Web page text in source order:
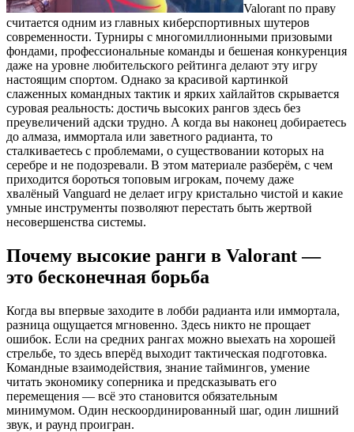
Valorant по праву
считается одним из главных киберспортивных шутеров
современности. Турниры с многомиллионными призовыми
фондами, профессиональные команды и бешеная конкуренция
даже на уровне любительского рейтинга делают эту игру
настоящим спортом. Однако за красивой картинкой
слаженных командных тактик и ярких хайлайтов скрывается
суровая реальность: достичь высоких рангов здесь без
преувеличений адски трудно. А когда вы наконец добираетесь
до алмаза, иммортала или заветного радианта, то
сталкиваетесь с проблемами, о существовании которых на
серебре и не подозревали. В этом материале разберём, с чем
приходится бороться топовым игрокам, почему даже
хвалёный Vanguard не делает игру кристально чистой и какие
умные инструменты позволяют перестать быть жертвой
несовершенства системы.
Почему высокие ранги в Valorant —
это бесконечная борьба
Когда вы впервые заходите в лобби радианта или иммортала,
разница ощущается мгновенно. Здесь никто не прощает
ошибок. Если на средних рангах можно выехать на хорошей
стрельбе, то здесь вперёд выходит тактическая подготовка.
Командные взаимодействия, знание таймингов, умение
читать экономику соперника и предсказывать его
перемещения — всё это становится обязательным
минимумом. Один нескоординированный шаг, один лишний
звук, и раунд проигран.